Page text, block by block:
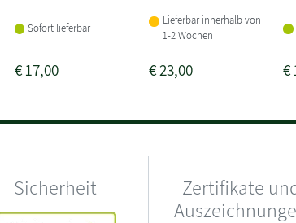
Sofort lieferbar
€17,00
Lieferbar innerhalb von
1-2 Wochen
€23,00 €
Sicherheit
Zertifikate